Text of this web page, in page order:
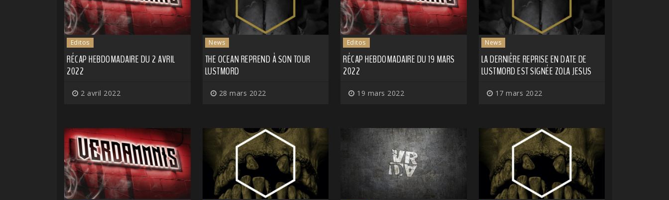
Editos
RÉCAP HEBDOMADAIRE DU 2 AVRIL
2022
2 avril 2022
News
THE OCEAN REPREND À SON TOUR
LUSTMORD
28 mars 2022
Editos
RÉCAP HEBDOMADAIRE DU 19 MARS
2022
19 mars 2022
News
LA DERNIÈRE REPRISE EN DATE DE
LUSTMORD EST SIGNÉE ZOLA JESUS
17 mars 2022